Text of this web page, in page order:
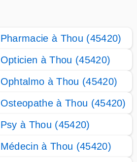
à Thou (45420)
à Thou (45420)
à Thou (45420)
à Thou (45420)
à Thou (45420)
à Thou (45420)